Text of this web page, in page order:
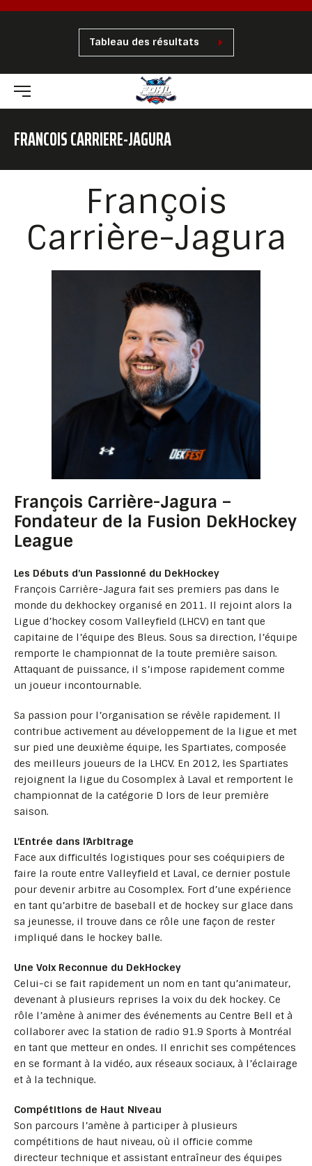
Tableau des résultats
FRANCOIS CARRIERE-JAGURA
François
Carrière-Jagura
François Carrière-Jagura –
Fondateur de la Fusion DekHockey
League
Les Débuts d’un Passionné du DekHockey
François Carrière-Jagura fait ses premiers pas dans le
monde du dekhockey organisé en 2011. Il rejoint alors la
Ligue d’hockey cosom Valleyfield (LHCV) en tant que
capitaine de l’équipe des Bleus. Sous sa direction, l’équipe
remporte le championnat de la toute première saison.
Attaquant de puissance, il s’impose rapidement comme
un joueur incontournable.
Sa passion pour l’organisation se révèle rapidement. Il
contribue activement au développement de la ligue et met
sur pied une deuxième équipe, les Spartiates, composée
des meilleurs joueurs de la LHCV. En 2012, les Spartiates
rejoignent la ligue du Cosomplex à Laval et remportent le
championnat de la catégorie D lors de leur première
saison.
L’Entrée dans l’Arbitrage
Face aux difficultés logistiques pour ses coéquipiers de
faire la route entre Valleyfield et Laval, ce dernier postule
pour devenir arbitre au Cosomplex. Fort d’une expérience
en tant qu’arbitre de baseball et de hockey sur glace dans
sa jeunesse, il trouve dans ce rôle une façon de rester
impliqué dans le hockey balle.
Une Voix Reconnue du DekHockey
Celui-ci se fait rapidement un nom en tant qu’animateur,
devenant à plusieurs reprises la voix du dek hockey. Ce
rôle l’amène à animer des événements au Centre Bell et à
collaborer avec la station de radio 91.9 Sports à Montréal
en tant que metteur en ondes. Il enrichit ses compétences
en se formant à la vidéo, aux réseaux sociaux, à l’éclairage
et à la technique.
Compétitions de Haut Niveau
Son parcours l’amène à participer à plusieurs
compétitions de haut niveau, où il officie comme
directeur technique et assistant entraîneur des équipes